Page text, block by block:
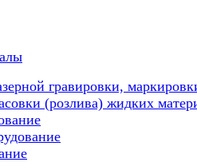
гравировки,
(розлива) жидких